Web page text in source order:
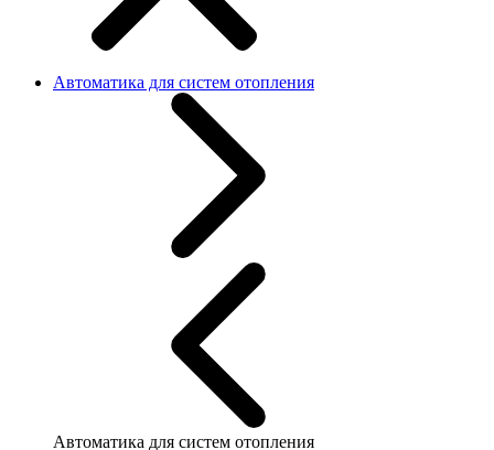
Автоматика для систем отопления
Автоматика для систем отопления